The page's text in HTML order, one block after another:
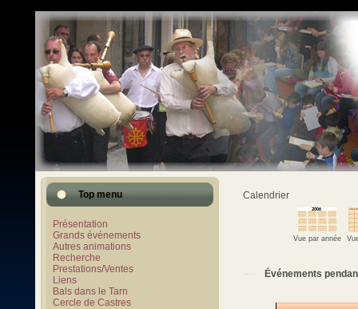
Top menu
Présentation
Grands événements
Autres animations
Recherche
Prestations/Ventes
Liens
Bals dans le Tarn
Cercle de Castres
Calendrier
Vue par année
Événements